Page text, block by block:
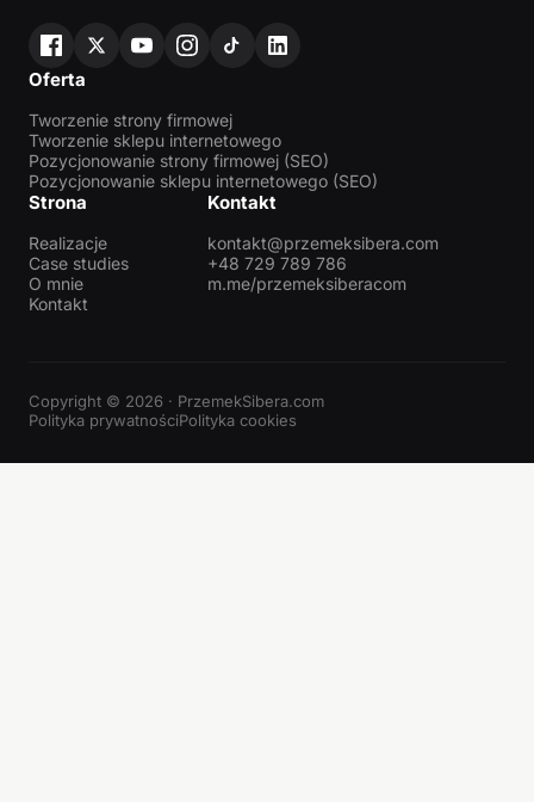
Oferta
Tworzenie strony firmowej
Tworzenie sklepu internetowego
Pozycjonowanie strony firmowej (SEO)
Pozycjonowanie sklepu internetowego (SEO)
Strona
Realizacje
Case studies
O mnie
Kontakt
Kontakt
kontakt@przemeksibera.com
+48 729 789 786
m.me/przemeksiberacom
Copyright © 2026 · PrzemekSibera.com
Polityka prywatnościPolityka cookies